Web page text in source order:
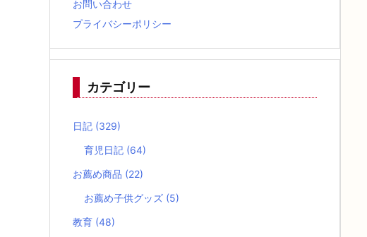
お問い合わせ
プライバシーポリシー
カテゴリー
日記 (329)
育児日記 (64)
お薦め商品 (22)
お薦め子供グッズ (5)
教育 (48)